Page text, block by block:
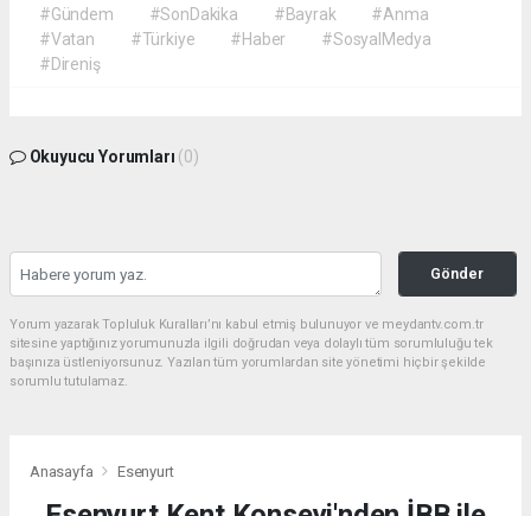
#Gündem
#SonDakika #Bayrak
#Anma
#Vatan
#Türkiye #Haber
#SosyalMedya
#Direniş
Okuyucu Yorumları (0)
Gönder
Yorum yazarak Topluluk Kuralları’nı kabul etmiş bulunuyor ve meydantv.com.tr
sitesine yaptığınız yorumunuzla ilgili doğrudan veya dolaylı tüm sorumluluğu tek
başınıza üstleniyorsunuz. Yazılan tüm yorumlardan site yönetimi hiçbir şekilde
sorumlu tutulamaz.
Anasayfa Esenyurt